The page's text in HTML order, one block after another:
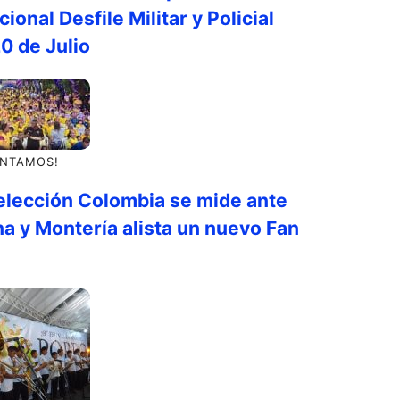
Desfile Militar y Policial
de Julio
Colombia se mide ante
y Montería alista un nuevo Fan